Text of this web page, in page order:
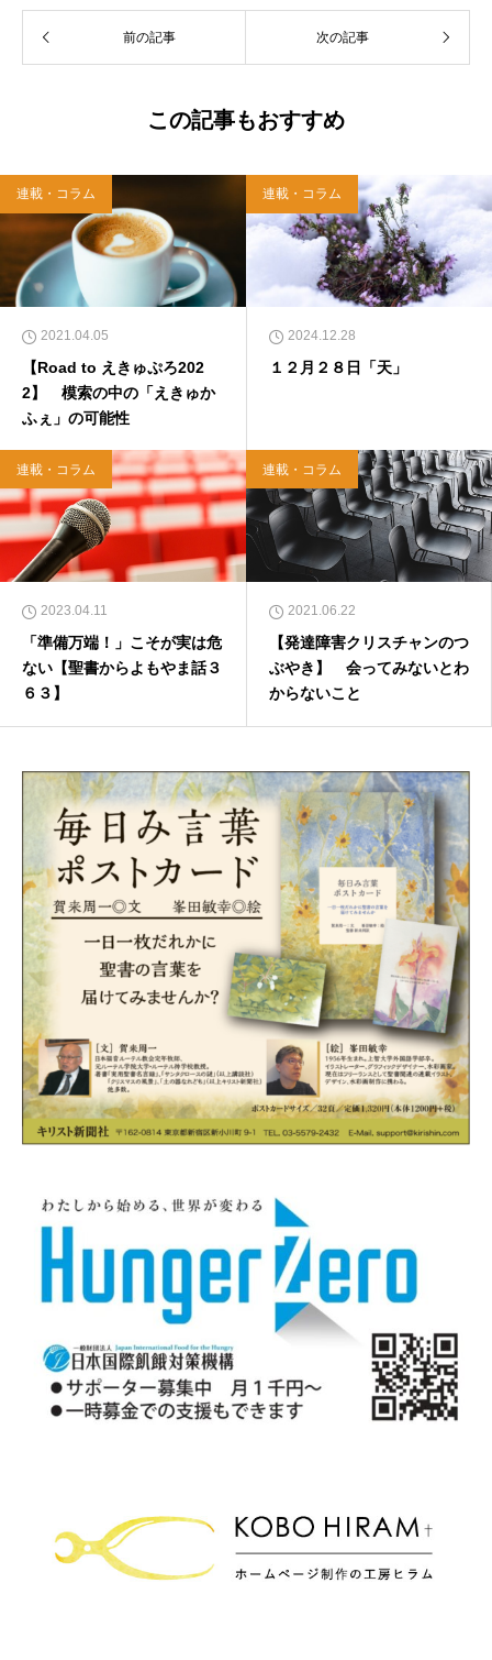
前の記事 次の記事
この記事もおすすめ
連載・コラム
2021.04.05
【Road to えきゅぷろ202
2】 模索の中の「えきゅか
ふぇ」の可能性
連載・コラム
2024.12.28
１２月２８日「天」
連載・コラム
2023.04.11
「準備万端！」こそが実は危
ない【聖書からよもやま話３
６３】
連載・コラム
2021.06.22
【発達障害クリスチャンのつ
ぶやき】 会ってみないとわ
からないこと